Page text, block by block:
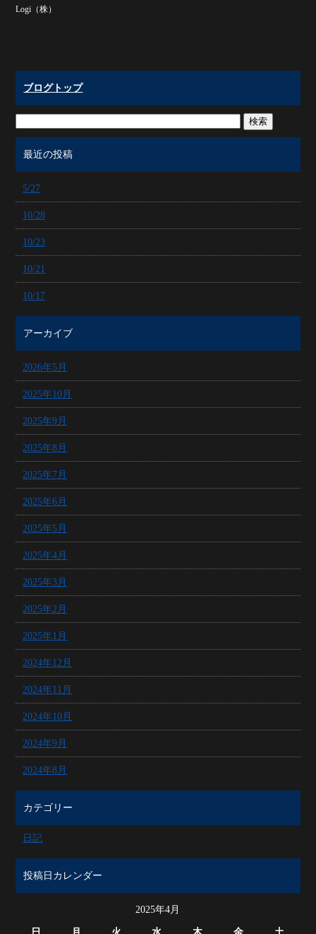
Logi（株）
ブログトップ
最近の投稿
5/27
10/28
10/23
10/21
10/17
アーカイブ
2026年5月
2025年10月
2025年9月
2025年8月
2025年7月
2025年6月
2025年5月
2025年4月
2025年3月
2025年2月
2025年1月
2024年12月
2024年11月
2024年10月
2024年9月
2024年8月
カテゴリー
日記
投稿日カレンダー
2025年4月